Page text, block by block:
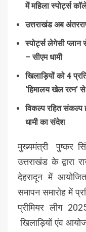
में महिला स्पोर्ट्स
उत्तराखंड अब
स्पोर्ट्स लेगेसी
– सीएम धामी
खिलाड़ियों को 4
‘हिमालय खेल रत्न’
विकल्प रहित
धामी का संदेश
मुख्यमंत्री पुष्कर
उत्तराखंड के द्वारा
देहरादून में
समापन समारोह में
प्रीमियर लीग
खिलाड़ियों एंव